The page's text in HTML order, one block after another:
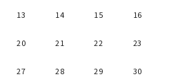
13 14 15 16
20 21 22 23
27 28 29 30